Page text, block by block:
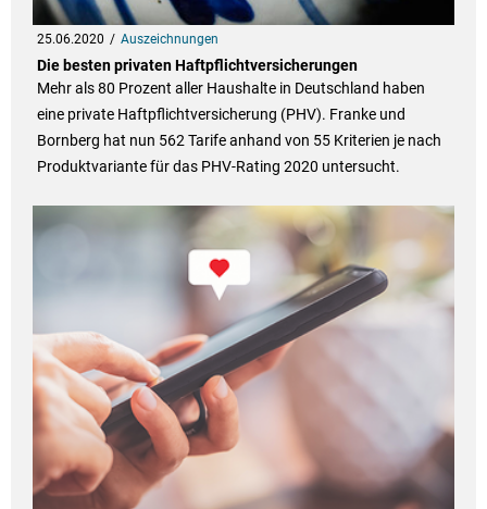
25.06.2020 Auszeichnungen
Die besten privaten Haftpflichtversicherungen
Mehr als 80 Prozent aller Haushalte in Deutschland haben
eine private Haftpflichtversicherung (PHV). Franke und
Bornberg hat nun 562 Tarife anhand von 55 Kriterien je nach
Produktvariante für das PHV-Rating 2020 untersucht.